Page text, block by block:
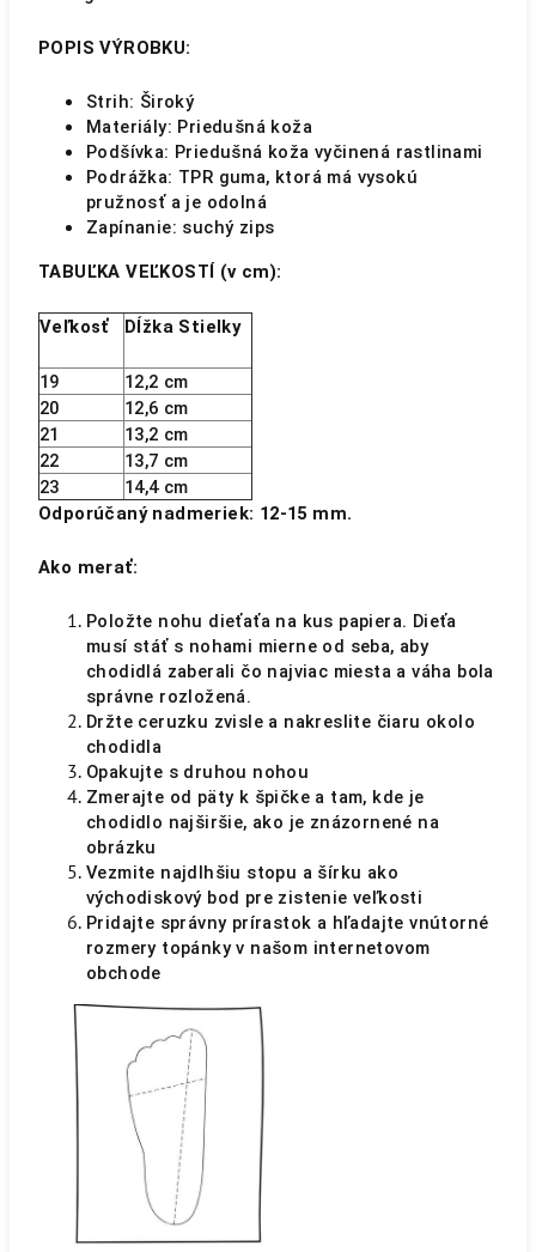
POPIS VÝROBKU:
Strih: Široký
Materiály: Priedušná koža
Podšívka: Priedušná koža vyčinená rastlinami
Podrážka: TPR guma, ktorá má vysokú
pružnosť a je odolná
Zapínanie: suchý zips
TABUĽKA VEĽKOSTÍ (v cm):
Veľkosť Dĺžka Stielky
19
12,2 cm
20
12,6 cm
21
13,2 cm
22
13,7 cm
23
14,4 cm
Odporúčaný nadmeriek: 12-15 mm.
Ako merať:
Položte nohu dieťaťa na kus papiera. Dieťa
musí stáť s nohami mierne od seba, aby
chodidlá zaberali čo najviac miesta a váha bola
správne rozložená.
Držte ceruzku zvisle a nakreslite čiaru okolo
chodidla
Opakujte s druhou nohou
Zmerajte od päty k špičke a tam, kde je
chodidlo najširšie, ako je znázornené na
obrázku
Vezmite najdlhšiu stopu a šírku ako
východiskový bod pre zistenie veľkosti
Pridajte správny prírastok a hľadajte vnútorné
rozmery topánky v našom internetovom
obchode